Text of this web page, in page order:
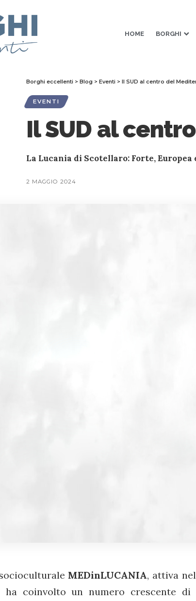
HOME BORGHI
Borghi eccellenti > Blog > Eventi > Il SUD al centro del
EVENTI
Il SUD al
La Lucania di Scotellaro: Forte,
2 MAGGIO 2024
MEDinLUCANIA, attiva
ha coinvolto un numero crescente